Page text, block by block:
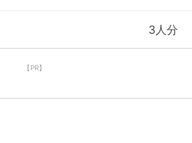
3人分
【PR】